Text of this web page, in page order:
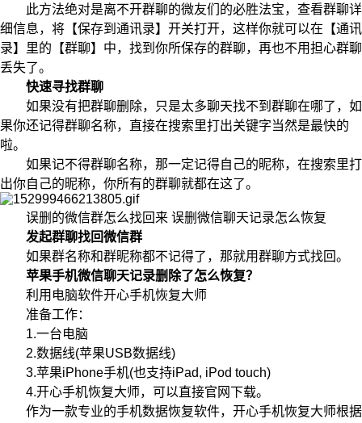
此方法绝对是离不开群聊的微友们的必胜法宝，查看群聊详
细信息，将【保存到通讯录】开关打开，这样你就可以在【通讯
录】里的【群聊】中，找到你所保存的群聊，再也不用担心群聊
丢失了。
快速寻找群聊
如果没有把群聊删除，只是太多聊天找不到群聊在哪了，如
果你还记得群聊名称，直接在搜索里打出关键字当然是最快的
啦。
如果记不得群聊名称，那一定记得自己的昵称，在搜索里打
出你自己的昵称，你所有的群聊就都在这了。
误删的微信群怎么找回来 误删微信聊天记录怎么恢复
发起群聊找回微信群
如果群名称和群昵称都不记得了，那就用群聊方式找回。
苹果手机微信聊天记录删除了怎么恢复？
利用电脑软件开心手机恢复大师
准备工作：
1.一台电脑
2.数据线(苹果USB数据线)
3.苹果iPhone手机(也支持iPad, iPod touch)
4.开心手机恢复大师，可以直接官网下载。
作为一款专业的手机数据恢复软件，开心手机恢复大师根据